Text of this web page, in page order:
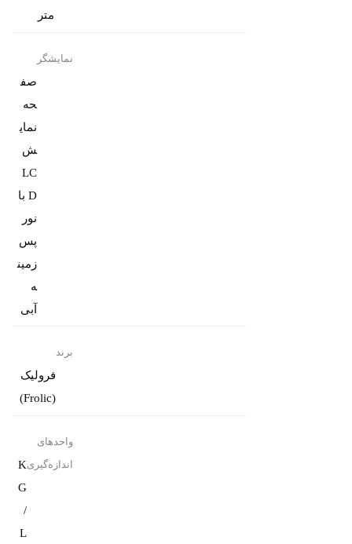
متر
نمایشگر
صف
حه
نمای
ش
LC
D با
نور
پس
زمین
ه
آبی
برند
فرولیک
(Frolic)
واحدهای
اندازه‌گیریK
G
/
L